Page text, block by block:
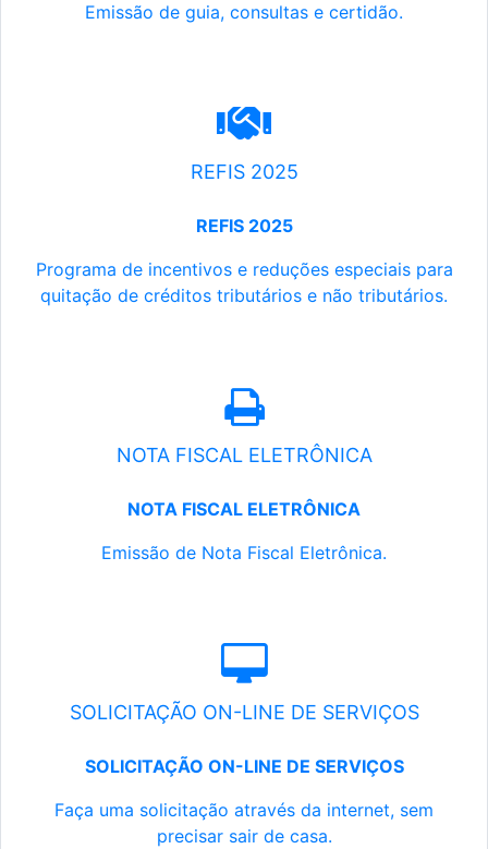
Emissão de guia, consultas e certidão.
REFIS 2025
REFIS 2025
Programa de incentivos e reduções especiais para
quitação de créditos tributários e não tributários.
NOTA FISCAL ELETRÔNICA
NOTA FISCAL ELETRÔNICA
Emissão de Nota Fiscal Eletrônica.
SOLICITAÇÃO ON-LINE DE SERVIÇOS
SOLICITAÇÃO ON-LINE DE SERVIÇOS
Faça uma solicitação através da internet, sem
precisar sair de casa.